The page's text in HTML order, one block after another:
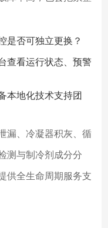
是否可独立更换？
查看运行状态、预警
本地化技术支持团
漏、冷凝器积灰、循
测与制冷剂成分分
供全生命周期服务支